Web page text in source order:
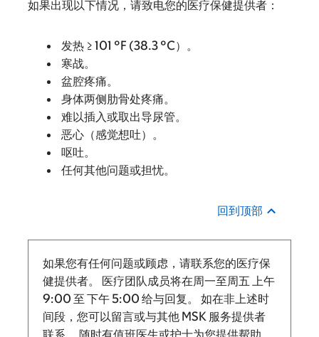
如果出现以下情况，请致电您的医疗保健提供者：
发热 ≥ 101 °F (38.3 °C）。
寒战。
盆腔疼痛。
身体两侧肋骨处疼痛。
难以插入或取出导尿管。
恶心（感觉想吐）。
呕吐。
任何其他问题或担忧。
回到顶部
如果您有任何问题或顾虑，请联系您的医疗保
健提供者。 医疗团队成员将在周一至周五 上午
9:00 至 下午 5:00 给与回复。
如在非上述时
间段，您可以留言或与其他 MSK 服务提供者
联系。 随时有值班医生或护士为您提供帮助。